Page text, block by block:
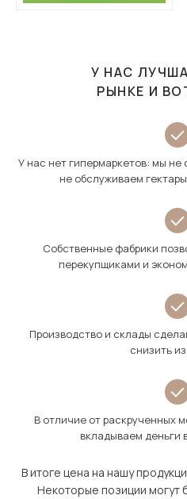
У НАС
РЫНКЕ И
У нас нет гипермаркетов: мы
не обслуживаем
Собственные фабрики
перекупщиками и
Производство и склады
снизить
В отличие от раскрученных
вкладываем деньги
В итоге цена на нашу
Некоторые позиции могут